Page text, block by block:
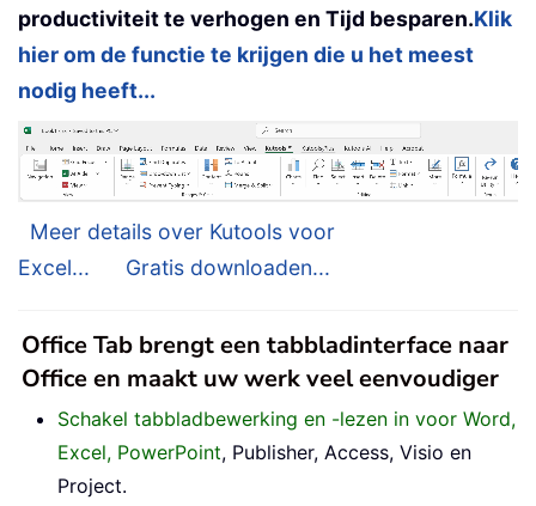
productiviteit te verhogen en Tijd besparen.Klik
hier om de functie te krijgen die u het meest
nodig heeft...
Meer details over Kutools voor
Excel...
Gratis downloaden...
Office Tab brengt een tabbladinterface naar
Office en maakt uw werk veel eenvoudiger
Schakel tabbladbewerking en -lezen in voor Word,
Excel, PowerPoint, Publisher, Access, Visio en
Project.